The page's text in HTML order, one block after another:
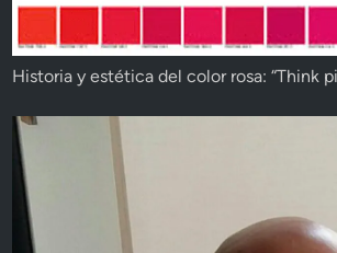
Historia y estética del color rosa: “Think